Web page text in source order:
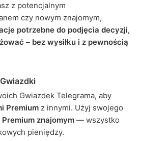
z potencjalnym
czy nowym znajomym,
potrzebne do podjęcia decyzji,
– bez wysiłku i z pewnością
Gwiazdek Telegrama, aby
Premium z innymi. Użyj swojego
znajomym — wszystko
pieniędzy.